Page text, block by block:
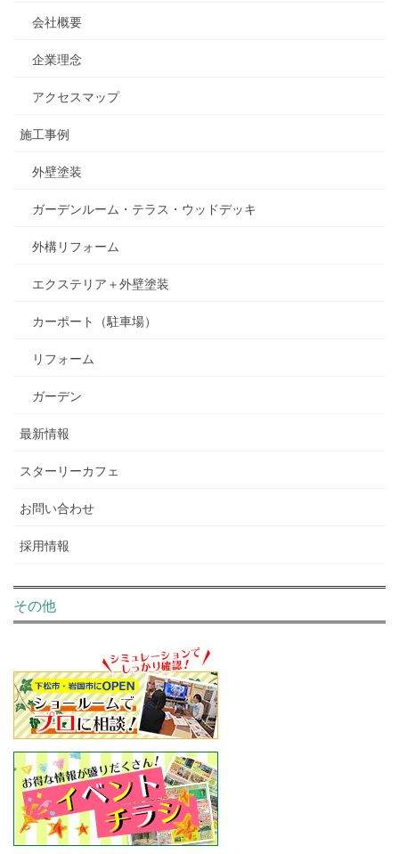
会社概要
企業理念
アクセスマップ
施工事例
外壁塗装
ガーデンルーム・テラス・ウッドデッキ
外構リフォーム
エクステリア＋外壁塗装
カーポート（駐車場）
リフォーム
ガーデン
最新情報
スターリーカフェ
お問い合わせ
採用情報
その他